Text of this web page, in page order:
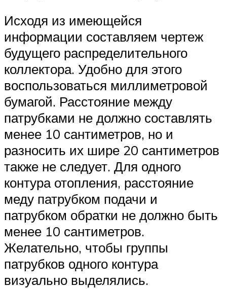
Исходя из имеющейся
информации составляем чертеж
будущего распределительного
коллектора. Удобно для этого
воспользоваться миллиметровой
бумагой. Расстояние между
патрубками не должно составлять
менее 10 сантиметров, но и
разносить их шире 20 сантиметров
также не следует. Для одного
контура отопления, расстояние
меду патрубком подачи и
патрубком обратки не должно быть
менее 10 сантиметров.
Желательно, чтобы группы
патрубков одного контура
визуально выделялись.